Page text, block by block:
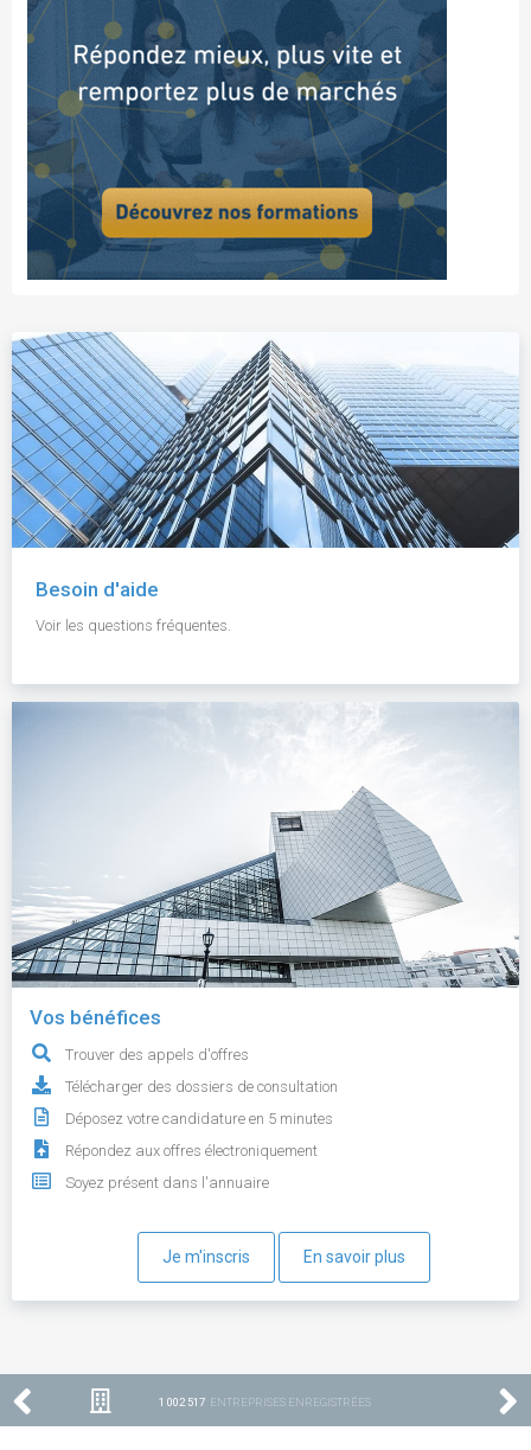
Besoin d'aide
Voir les questions fréquentes.
Vos bénéfices
Trouver des appels d'offres
Télécharger des dossiers de consultation
Déposez votre candidature en 5 minutes
Répondez aux offres électroniquement
Soyez présent dans l'annuaire
Je m'inscris En savoir plus
1 002 517 ENTREPRISES ENREGISTRÉES